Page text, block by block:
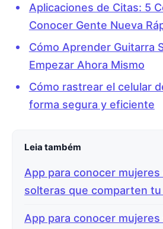
Aplicaciones de Citas: 5
Conocer Gente Nueva
Cómo Aprender Guitarra
Empezar Ahora Mismo
Cómo rastrear el celular
forma segura y eficiente
Leia também
App para conocer mujeres
solteras que comparten
App para conocer